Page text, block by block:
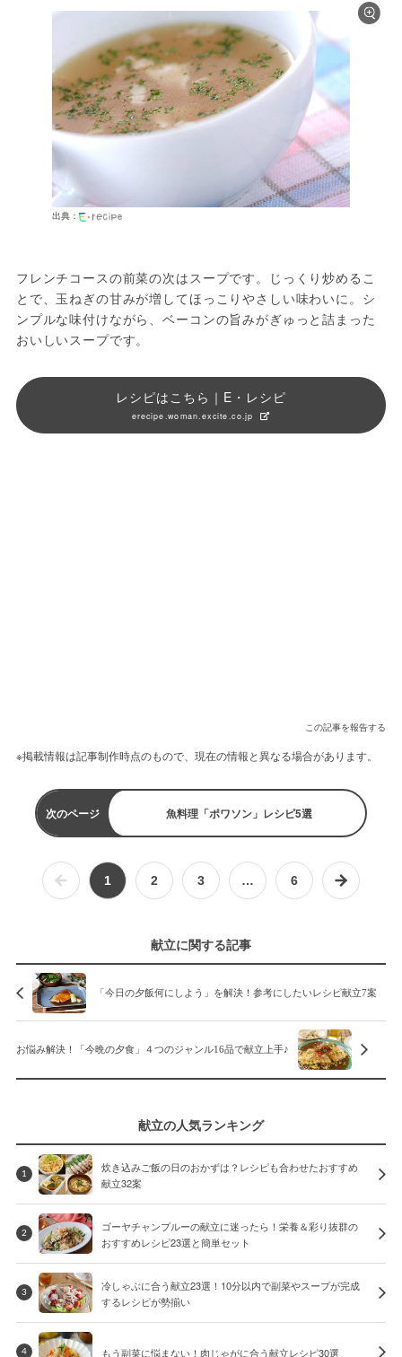
出典：
フレンチコースの前菜の次はスープです。じっくり炒めるこ
とで、玉ねぎの甘みが増してほっこりやさしい味わいに。シ
ンプルな味付けながら、ベーコンの旨みがぎゅっと詰まった
おいしいスープです。
レシピはこちら｜E・レシピ
erecipe.woman.excite.co.jp
この記事を報告する
※掲載情報は記事制作時点のもので、現在の情報と異なる場合があります。
次のページ 魚料理「ポワソン」レシピ5選
1 2 3 … 6
献立に関する記事
「今日の夕飯何にしよう」を解決！参考にしたいレシピ献立7案
お悩み解決！「今晩の夕食」４つのジャンル16品で献立上手♪
献立の人気ランキング
1
炊き込みご飯の日のおかずは？レシピも合わせたおすすめ
献立32案
2
ゴーヤチャンプルーの献立に迷ったら！栄養＆彩り抜群の
おすすめレシピ23選と簡単セット
3
冷しゃぶに合う献立23選！10分以内で副菜やスープが完成
するレシピが勢揃い
4 もう副菜に悩まない！肉じゃがに合う献立レシピ30選